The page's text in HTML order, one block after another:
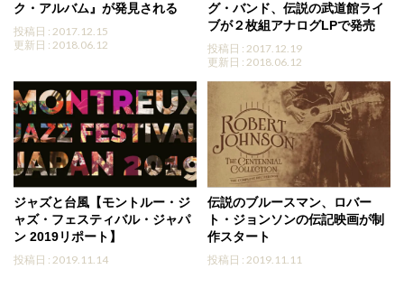
ク・アルバム』が発見される
投稿日 : 2017.12.15
更新日 : 2018.06.12
グ・バンド、伝説の武道館ライ
ブが２枚組アナログLPで発売
投稿日 : 2017.12.19
更新日 : 2018.06.12
ジャズと台風【モントルー・ジ
ャズ・フェスティバル・ジャパ
ン 2019リポート】
投稿日 : 2019.11.14
伝説のブルースマン、ロバー
ト・ジョンソンの伝記映画が制
作スタート
投稿日 : 2019.11.11